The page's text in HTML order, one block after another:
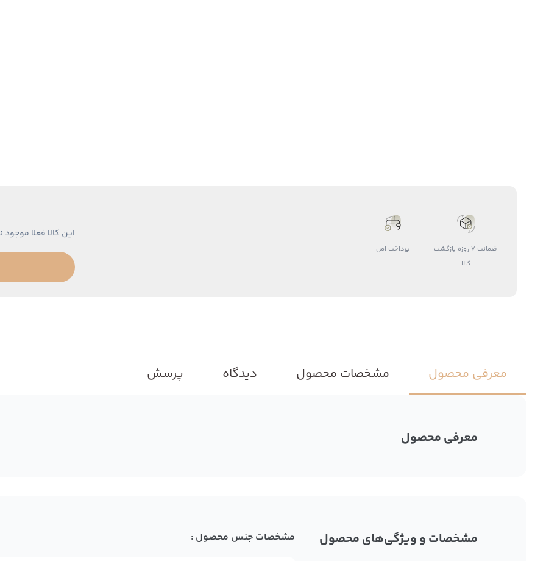
ضمانت 7 روزه بازگشت
کالا
پرداخت امن
این کالا فعلا
معرفی محصول مشخصات محصول دیدگاه پرسش
معرفی محصول
مشخصات و ویژگی‌های محصول مشخصات جنس محصول :